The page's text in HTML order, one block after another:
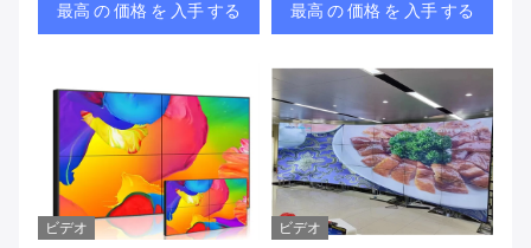
最高 の 価格 を 入手 する
最高 の 価格 を 入手 する
ビデオ ビデオ